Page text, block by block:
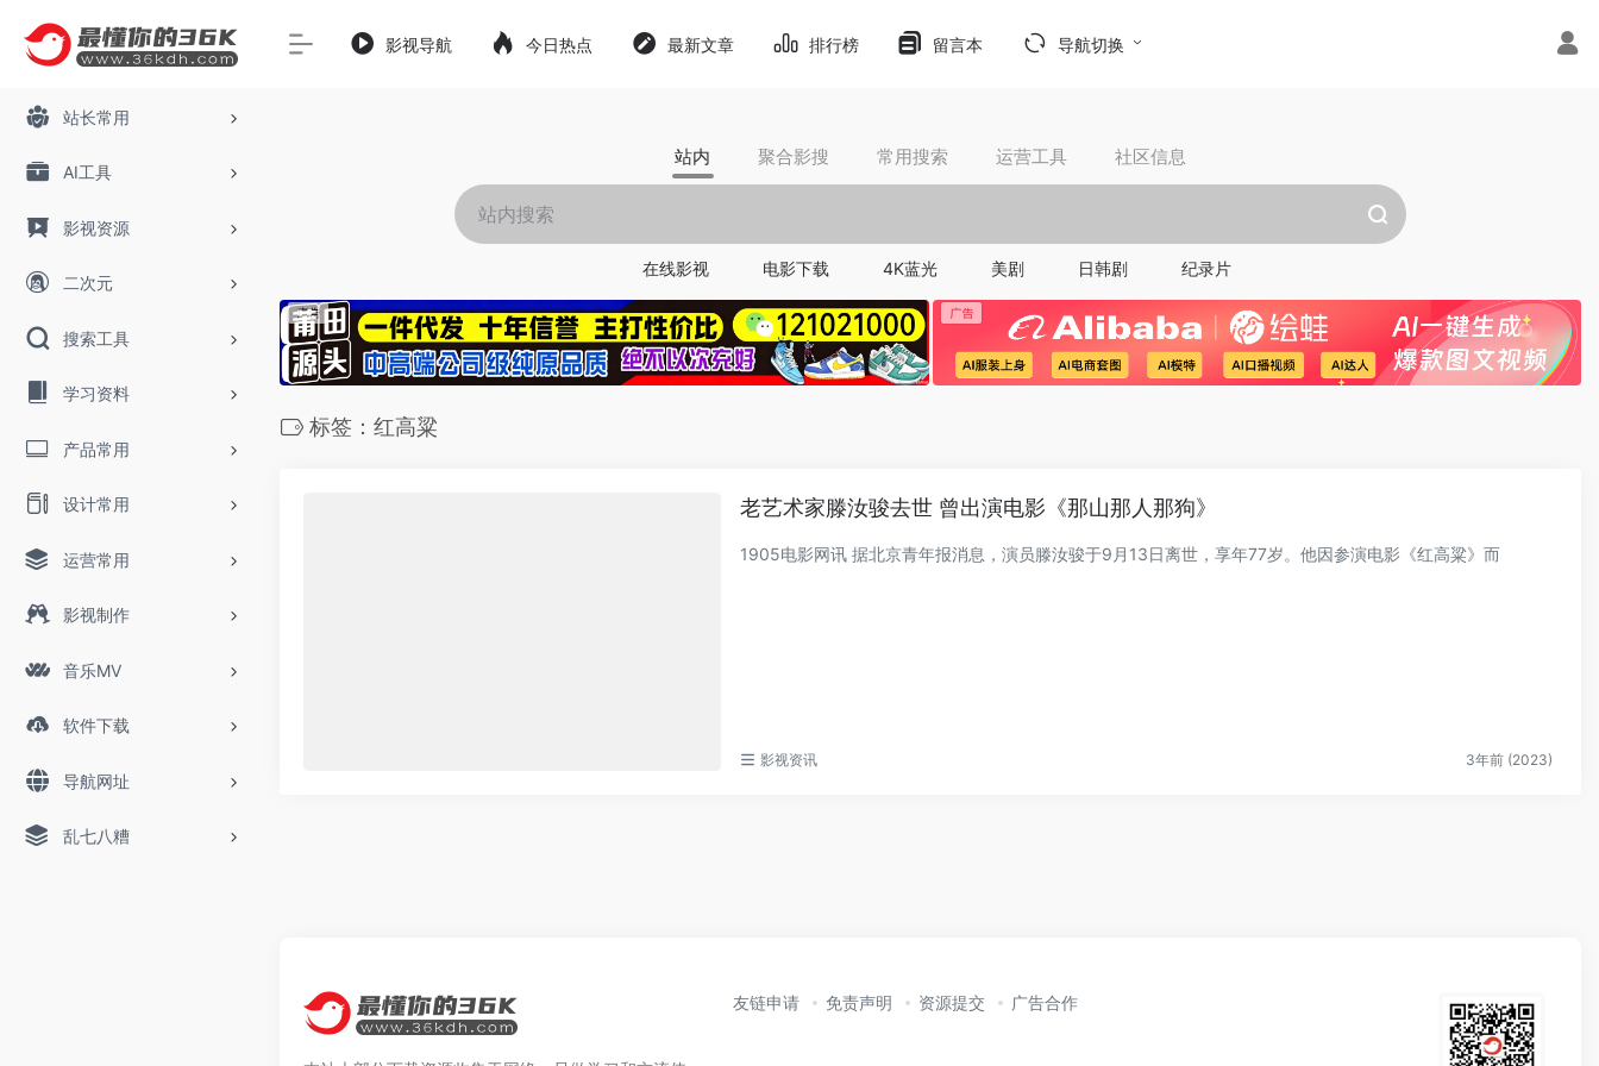
站长常用
AI工具
影视资源
二次元
搜索工具
学习资料
产品常用
设计常用
运营常用
影视制作
音乐MV
软件下载
导航网址
乱七八糟
影视导航 今日热点 最新文章 排行榜 留言本 导航切换
站内 聚合影搜 常用搜索 运营工具 社区信息
在线影视 电影下载 4K蓝光 美剧 日韩剧 纪录片
标签：红高粱
老艺术家滕汝骏去世 曾出演电影《那山那人那狗》
1905电影网讯 据北京青年报消息，演员滕汝骏于9月13日离世，享年77岁。他因参演电影《红高粱》而
影视资讯 3年前 (2023)
友链申请 免责声明 资源提交 广告合作